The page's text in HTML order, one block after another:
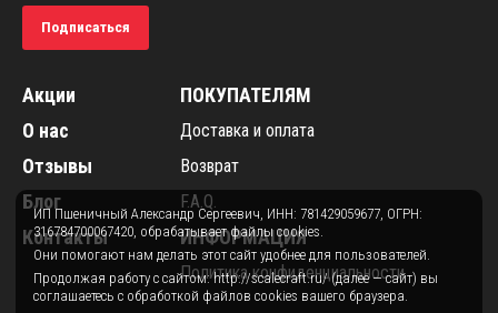
Подписаться
Акции
О нас
Отзывы
Блог
Контакты
ПОКУПАТЕЛЯМ
Доставка и оплата
Возврат
F.A.Q.
ИНФОРМАЦИЯ
Политика конфиденциальности
ИП Пшеничный Александр Сергеевич, ИНН: 781429059677, ОГРН:
316784700067420, обрабатывает файлы cookies.
Они помогают нам делать этот сайт удобнее для пользователей.
Продолжая работу с сайтом: http://scalecraft.ru/ (далее — сайт) вы
соглашаетесь с обработкой файлов cookies вашего браузера.